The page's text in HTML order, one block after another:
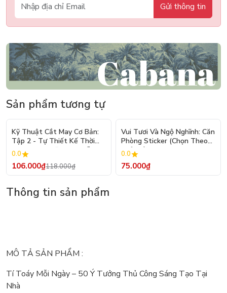
Gửi thông tin
Sản phẩm tương tự
- 10%
Kỹ Thuật Cắt May Cơ Bản:
Tập 2 - Tự Thiết Kế Thời
Trang Nam Nữ - Tạo Mẫu
Rập - Kỹ Thuật Nhảy Size
0.0
106.000₫118.000₫
Vui Tươi Và Ngộ Nghĩnh: Căn
Phòng Sticker (Chọn Theo
Chủ Đề) - Hơn 250 Sticker
0.0
75.000₫
Thông tin sản phẩm
MÔ TẢ SẢN PHẨM :
Tí Toáy Mỗi Ngày – 50 Ý Tưởng Thủ Công Sáng Tạo Tại
Nhà